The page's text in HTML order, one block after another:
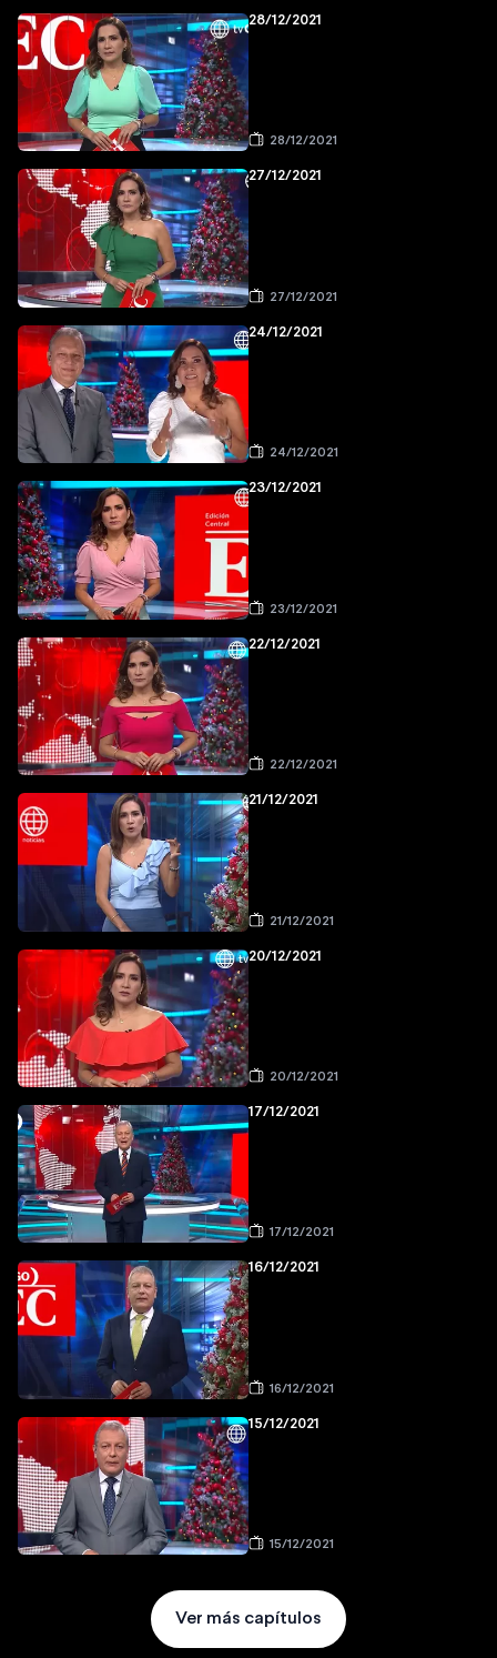
28/12/2021
28/12/2021
27/12/2021
27/12/2021
24/12/2021
24/12/2021
23/12/2021
23/12/2021
22/12/2021
22/12/2021
21/12/2021
21/12/2021
20/12/2021
20/12/2021
17/12/2021
17/12/2021
16/12/2021
16/12/2021
15/12/2021
15/12/2021
Ver más capítulos